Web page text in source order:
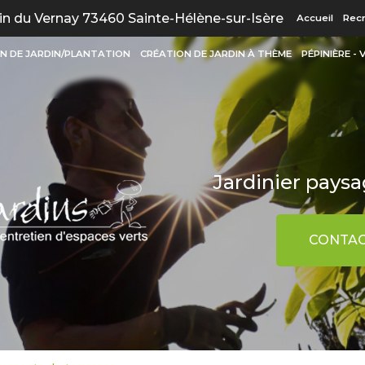
du Vernay 73460 Sainte-Hélène-sur-Isère Accueil
DE JARDIN/PLANTATION CRÉATION DE JARDIN À THÈME PÉPINIÈRE -
Jardinier